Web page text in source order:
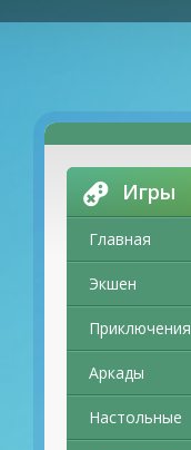
Игры
Главная
Экшен
Приключения
Аркады
Настольные